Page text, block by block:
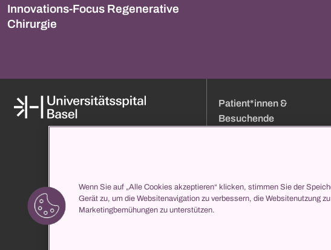
Innovations-Focus Regenerative
Chirurgie
Klinikverzeichnis
propatient
Patient*innen &
Besuchende
Eintritt
Ihr Aufenthalt bei uns
Wenn Sie auf „Alle Cookies akzeptieren“ klicken, stimmen Sie der
Gerät zu, um die Websitenavigation zu verbessern, die Websitenutzung
Marketingbemühungen zu unterstützen.